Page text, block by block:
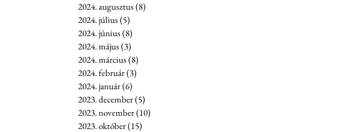
2024. augusztus(8)
2024. július(5)
2024. június(8)
2024. május(3)
2024. március(8)
2024. február(3)
2024. január(6)
2023. december(5)
2023. november(10)
2023. október(15)